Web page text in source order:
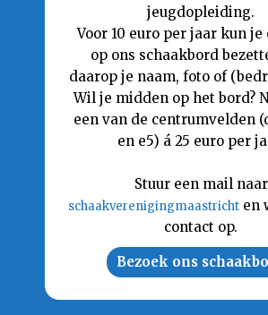
jeugdopleiding.
Voor 10 euro per jaar kun je
op ons schaakbord
daarop je naam, foto of
Wil je midden op het bord?
een van de centrumvelden
en e5) á 25 euro per
Stuur een mail naar
schaakverenigingmaastrichten
contact op.
Bezoek ons